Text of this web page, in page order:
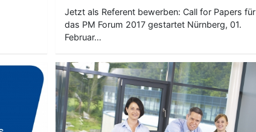
Jetzt als Referent bewerben: Call for Papers für
das PM Forum 2017 gestartet Nürnberg, 01.
Februar…